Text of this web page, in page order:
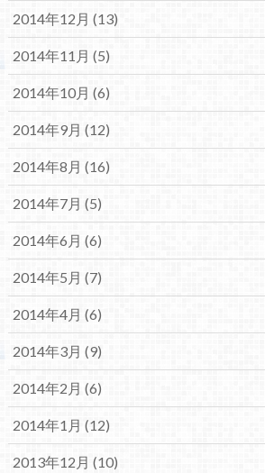
2014年12月 (13)
2014年11月 (5)
2014年10月 (6)
2014年9月 (12)
2014年8月 (16)
2014年7月 (5)
2014年6月 (6)
2014年5月 (7)
2014年4月 (6)
2014年3月 (9)
2014年2月 (6)
2014年1月 (12)
2013年12月 (10)